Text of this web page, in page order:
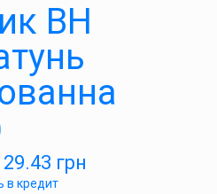
ВН
грн
в кредит